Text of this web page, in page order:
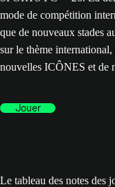
mode de compétition
que de nouveaux stades
sur le thème
nouvelles ICÔNES et de
Jouer
Le tableau des notes des